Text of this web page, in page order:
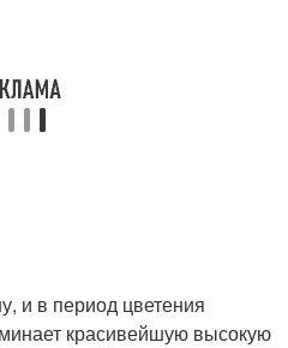
и в период цветения
красивейшую высокую